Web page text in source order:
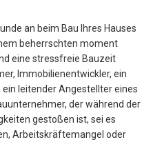
an beim Bau Ihres Hauses
beherrschten moment
eine stressfreie Bauzeit
Immobilienentwickler, ein
leitender Angestellter eines
der während der
gestoßen ist, sei es
Arbeitskräftemangel oder